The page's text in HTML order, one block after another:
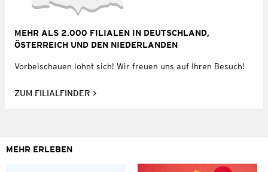
MEHR ALS 2.000 FILIALEN IN DEUTSCHLAND,
ÖSTERREICH UND DEN NIEDERLANDEN
Vorbeischauen lohnt sich! Wir freuen uns auf Ihren Besuch!
ZUM FILIALFINDER
MEHR ERLEBEN